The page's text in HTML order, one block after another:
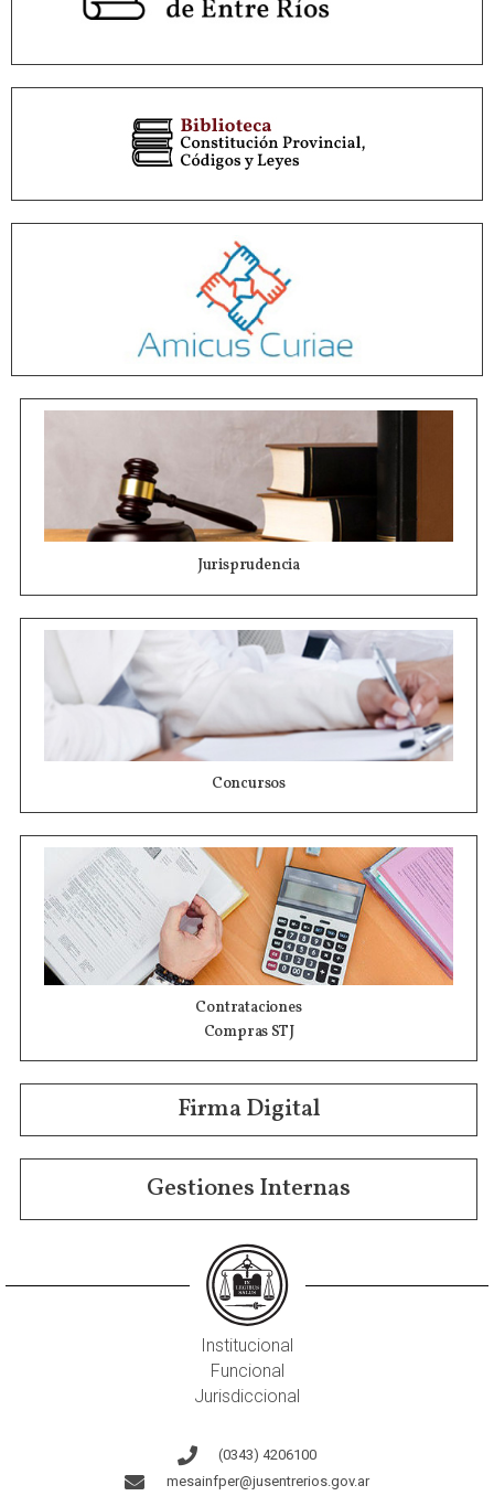
Jurisprudencia
Concursos
Contrataciones
Compras STJ
Firma Digital
Gestiones Internas
Institucional
Funcional
Jurisdiccional
(0343) 4206100
mesainfper@jusentrerios.gov.ar